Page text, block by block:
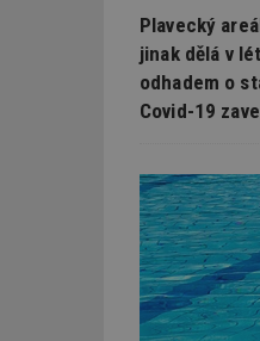
Plavecký
jinak dělá v
odhadem o
Covid-19